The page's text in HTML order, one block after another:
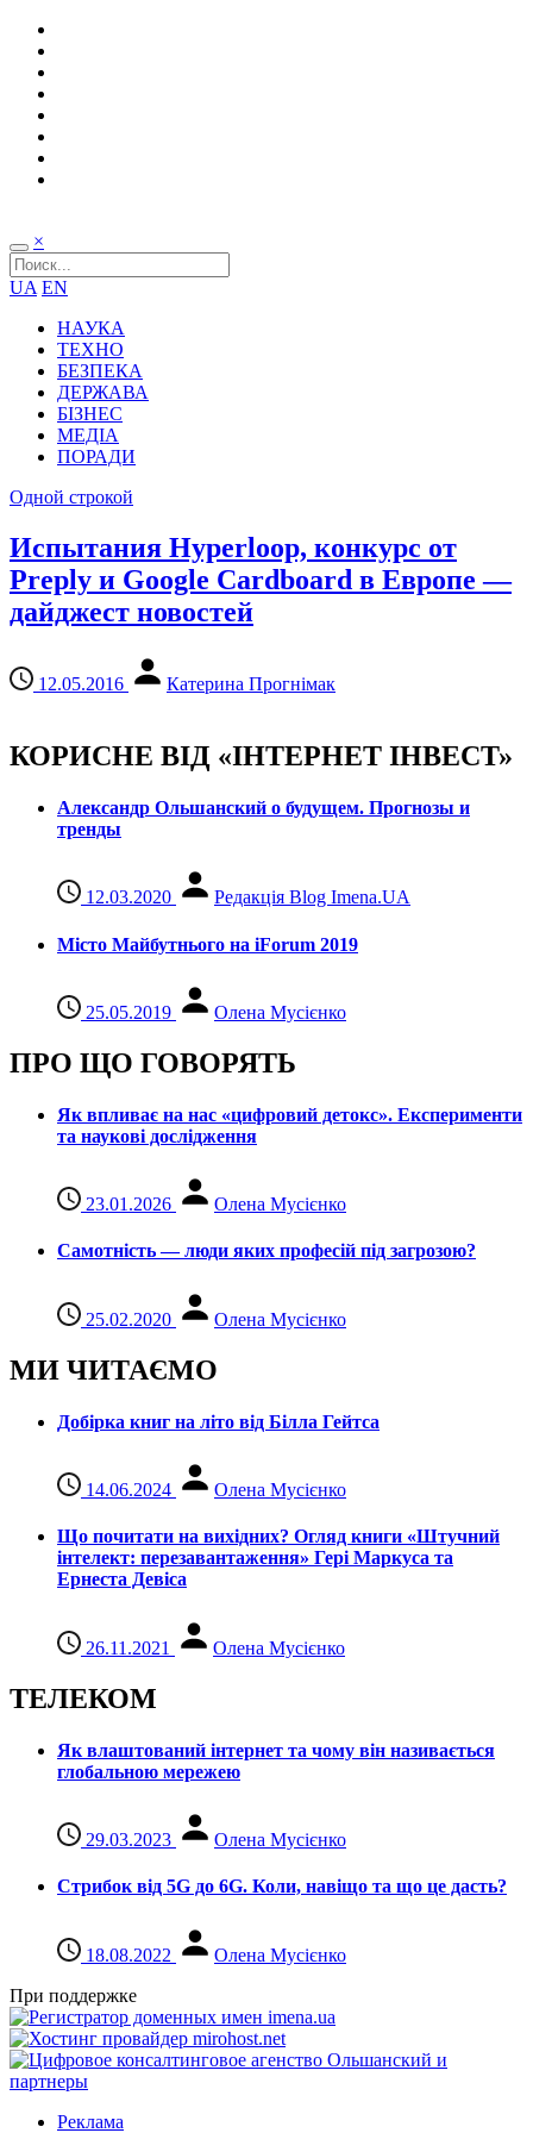
×
UA EN
НАУКА
ТЕХНО
БЕЗПЕКА
ДЕРЖАВА
БІЗНЕС
МЕДІА
ПОРАДИ
Одной строкой
Испытания Hyperloop, конкурс от
Preply и Google Cardboard в Европе —
дайджест новостей
12.05.2016 Катерина Прогнімак
КОРИСНЕ ВІД «ІНТЕРНЕТ ІНВЕСТ»
Александр Ольшанский о будущем. Прогнозы и
тренды
12.03.2020 Редакція Blog Imena.UA
Місто Майбутнього на iForum 2019
25.05.2019 Олена Мусієнко
ПРО ЩО ГОВОРЯТЬ
Як впливає на нас «цифровий детокс». Експерименти
та наукові дослідження
23.01.2026 Олена Мусієнко
Самотність — люди яких професій під загрозою?
25.02.2020 Олена Мусієнко
МИ ЧИТАЄМО
Добірка книг на літо від Білла Гейтса
14.06.2024 Олена Мусієнко
Що почитати на вихідних? Огляд книги «Штучний
інтелект: перезавантаження» Гері Маркуса та
Ернеста Девіса
26.11.2021 Олена Мусієнко
ТЕЛЕКОМ
Як влаштований інтернет та чому він називається
глобальною мережею
29.03.2023 Олена Мусієнко
Стрибок від 5G до 6G. Коли, навіщо та що це даcть?
18.08.2022
Олена Мусієнко
При поддержке
Реклама